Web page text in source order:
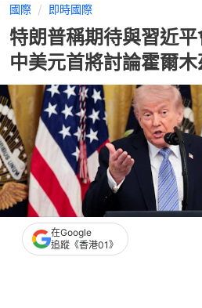
國際 即時國際
特朗普稱期待與習近
中美元首將討論霍爾
在Google
追蹤《香港01》